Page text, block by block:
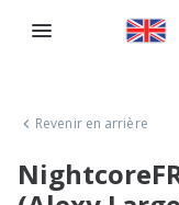
Revenir en arrière